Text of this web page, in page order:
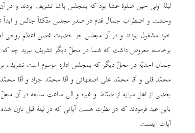
لیلۀ اولی حین صلوة عشا بود که بمجلس پاشا تشریف بردند و
وحشت و اضطراب جمال قدم در صدر مجلس متّکئاً جالس و ابداً
خود مشغول بودند و در آن مجلس جز حضرت غصن اعظم روحی
برخاسته معروض داشت که شما در محلّ دیگر تشریف ببرید چه که
جمال احدیّه در محلّ دیگر که بمجلس اداره موسوم است تشریف
محمّد قلی و آقا محمّد علی اصفهانی و آقا محمّد جواد و آقا
بعضی از اهل سرایه از ضبّاط و غیره و الی ساعت سابعه در آن
باین عبد فرمودند که در نظرت هست آیاتی که در لیلۀ قبل نازل
آیات اینست